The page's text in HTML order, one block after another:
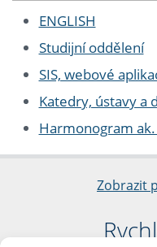
ENGLISH
Studijní oddělení
SIS, webové
Katedry, ústavy a
Harmonogram
Zobrazit